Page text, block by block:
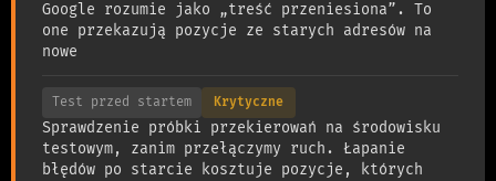
Google rozumie jako „treść przeniesiona”. To
one przekazują pozycje ze starych adresów na
nowe
Test przed startem
Sprawdzenie próbki przekierowań na środowisku
testowym, zanim przełączymy ruch. Łapanie
błędów po starcie kosztuje pozycje, których
Krytyczne